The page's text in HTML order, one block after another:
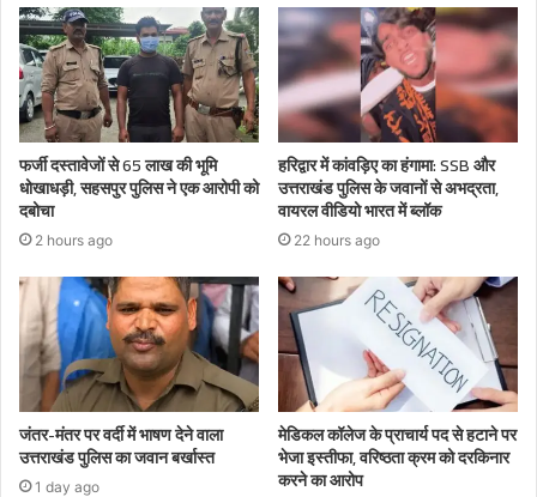
फर्जी दस्तावेजों से 65 लाख की भूमि
धोखाधड़ी, सहसपुर पुलिस ने एक आरोपी को
दबोचा
2 hours ago
हरिद्वार में कांवड़िए का हंगामा: SSB और
उत्तराखंड पुलिस के जवानों से अभद्रता,
वायरल वीडियो भारत में ब्लॉक
22 hours ago
जंतर-मंतर पर वर्दी में भाषण देने वाला
उत्तराखंड पुलिस का जवान बर्खास्त
1 day ago
मेडिकल कॉलेज के प्राचार्य पद से हटाने पर
भेजा इस्तीफा, वरिष्ठता क्रम को दरकिनार
करने का आरोप